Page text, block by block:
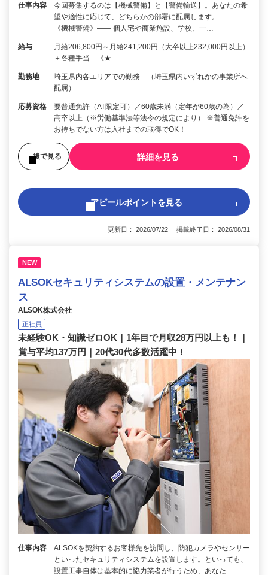
仕事内容
今回募集するのは【機械警備】と【警備輸送】。あなたの希
望や適性に応じて、どちらかの部署に配属します。 ――
《機械警備》―― 個人宅や商業施設、学校、一…
給与
月給206,800円～月給241,200円（大卒以上232,000円以上）
＋各種手当 《★…
勤務地
埼玉県内各エリアでの勤務 （埼玉県内いずれかの事業所へ
配属）
応募資格
要普通免許（AT限定可）／60歳未満（定年が60歳の為）／
高卒以上（※労働基準法等法令の規定により） ※普通免許を
お持ちでない方は入社までの取得でOK！
後で見る 詳細を見る
アピールポイントを見る
更新日： 2026/07/22 掲載終了日： 2026/08/31
NEW
ALSOKセキュリティシステムの設置・メンテナン
ス
ALSOK株式会社
正社員
未経験OK・知識ゼロOK｜1年目で月収28万円以上も！｜
賞与平均137万円｜20代30代多数活躍中！
仕事内容
ALSOKを契約するお客様先を訪問し、防犯カメラやセンサー
といったセキュリティシステムを設置します。といっても、
設置工事自体は基本的に協力業者が行うため、あなた…